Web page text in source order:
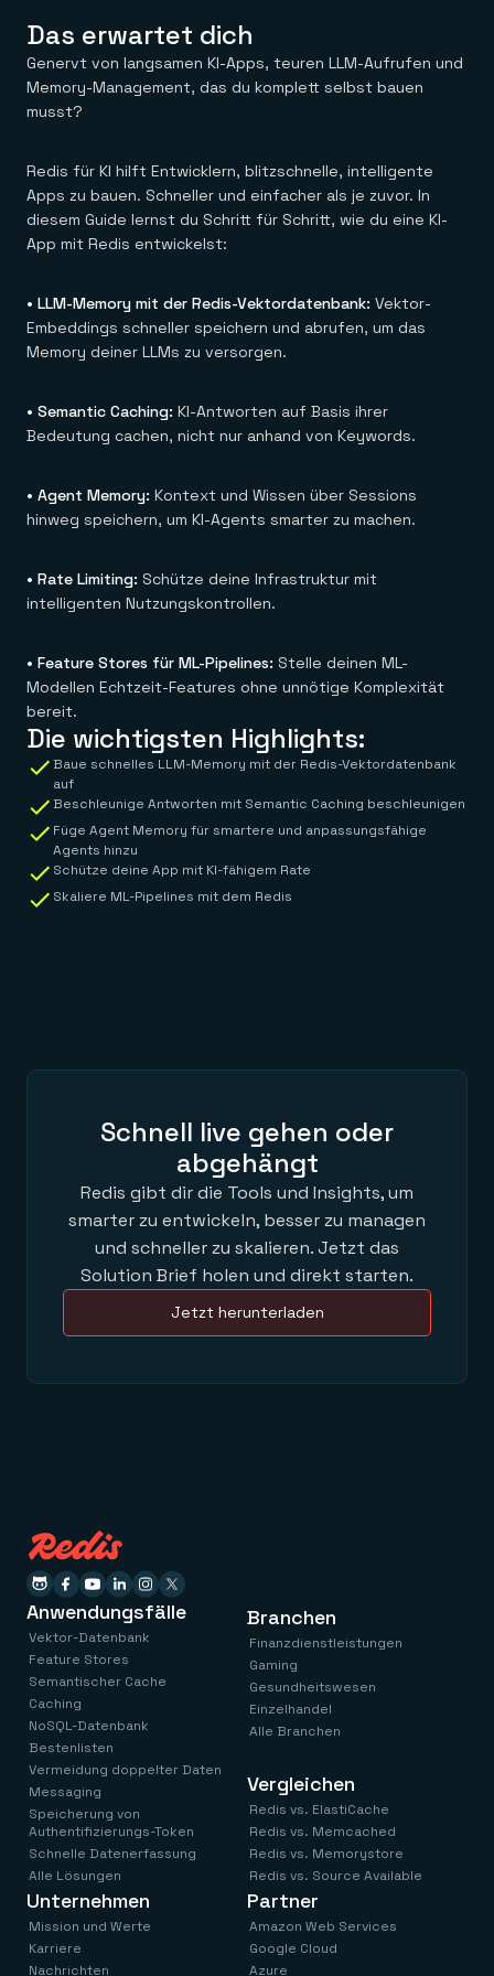
Das erwartet dich
Genervt von langsamen KI-Apps, teuren LLM-Aufrufen und
Memory-Management, das du komplett selbst bauen
musst?
Redis für KI hilft Entwicklern, blitzschnelle, intelligente
Apps zu bauen. Schneller und einfacher als je zuvor. In
diesem Guide lernst du Schritt für Schritt, wie du eine KI-
App mit Redis entwickelst:
• LLM-Memory mit der Redis-Vektordatenbank: Vektor-
Embeddings schneller speichern und abrufen, um das
Memory deiner LLMs zu versorgen.
• Semantic Caching: KI-Antworten auf Basis ihrer
Bedeutung cachen, nicht nur anhand von Keywords.
• Agent Memory: Kontext und Wissen über Sessions
hinweg speichern, um KI-Agents smarter zu machen.
• Rate Limiting: Schütze deine Infrastruktur mit
intelligenten Nutzungskontrollen.
• Feature Stores für ML-Pipelines: Stelle deinen ML-
Modellen Echtzeit-Features ohne unnötige Komplexität
bereit.
Die wichtigsten Highlights:
Baue schnelles LLM-Memory mit der Redis-Vektordatenbank
auf
Beschleunige Antworten mit Semantic Caching beschleunigen
Füge Agent Memory für smartere und anpassungsfähige
Agents hinzu
Schütze deine App mit KI-fähigem Rate
Skaliere ML-Pipelines mit dem Redis
Schnell live gehen oder
abgehängt
Redis gibt dir die Tools und Insights, um
smarter zu entwickeln, besser zu managen
und schneller zu skalieren. Jetzt das
Solution Brief holen und direkt starten.
Jetzt herunterladen
Anwendungsfälle
Vektor-Datenbank
Feature Stores
Semantischer Cache
Caching
NoSQL-Datenbank
Bestenlisten
Vermeidung doppelter Daten
Messaging
Speicherung von
Authentifizierungs-Token
Schnelle Datenerfassung
Alle Lösungen
Branchen
Finanzdienstleistungen
Gaming
Gesundheitswesen
Einzelhandel
Alle Branchen
Vergleichen
Redis vs. ElastiCache
Redis vs. Memcached
Redis vs. Memorystore
Redis vs. Source Available
Unternehmen
Mission und Werte
Karriere
Nachrichten
Partner
Amazon Web Services
Google Cloud
Azure